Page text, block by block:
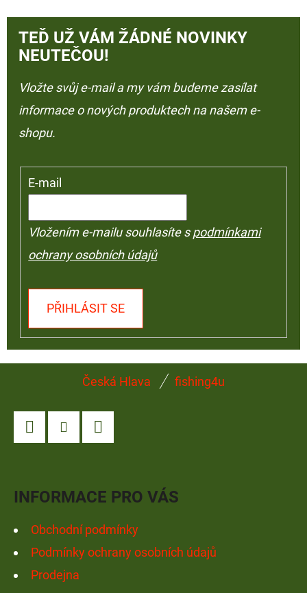
TEĎ UŽ VÁM ŽÁDNÉ NOVINKY
NEUTEČOU!
Vložte svůj e-mail a my vám budeme zasílat
informace o nových produktech na našem e-
shopu.
E-mail
Vložením e-mailu souhlasíte spodmínkami
ochrany osobních údajů
PŘIHLÁSIT SE
Česká Hlava fishing4u
INFORMACE PRO VÁS
Obchodní podmínky
Podmínky ochrany osobních údajů
Prodejna